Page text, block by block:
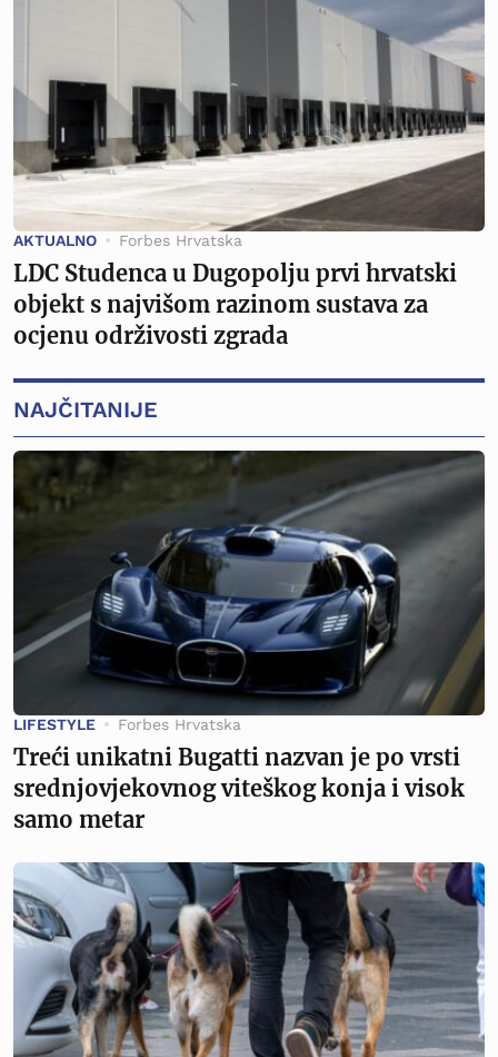
AKTUALNO Forbes Hrvatska
LDC Studenca u Dugopolju prvi hrvatski
objekt s najvišom razinom sustava za
ocjenu održivosti zgrada
NAJČITANIJE
LIFESTYLE Forbes Hrvatska
Treći unikatni Bugatti nazvan je po vrsti
srednjovjekovnog viteškog konja i visok
samo metar